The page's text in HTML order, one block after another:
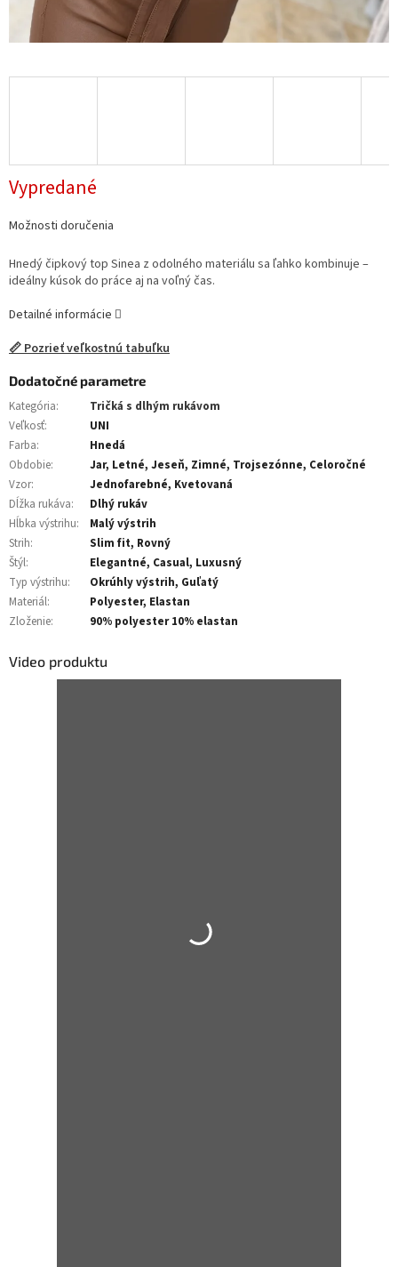
Vypredané
Možnosti doručenia
Hnedý čipkový top Sinea z odolného materiálu sa ľahko kombinuje –
ideálny kúsok do práce aj na voľný čas.
Detailné informácie
📏 Pozrieť veľkostnú tabuľku
Dodatočné parametre
Kategória:
Tričká s dlhým rukávom
Veľkosť:
UNI
Farba:
Hnedá
Obdobie:
Jar, Letné, Jeseň, Zimné, Trojsezónne, Celoročné
Vzor:
Jednofarebné, Kvetovaná
Dĺžka rukáva:
Dlhý rukáv
Hĺbka výstrihu:
Malý výstrih
Strih:
Slim fit, Rovný
Štýl:
Elegantné, Casual, Luxusný
Typ výstrihu:
Okrúhly výstrih, Guľatý
Materiál:
Polyester, Elastan
Zloženie: 90% polyester 10% elastan
Video produktu